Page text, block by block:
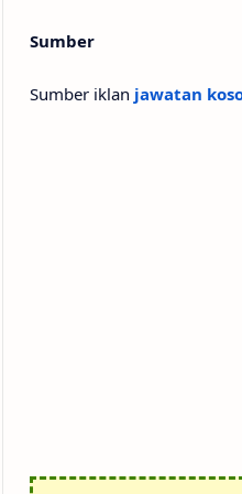
Sumber
Sumber iklan jawatan